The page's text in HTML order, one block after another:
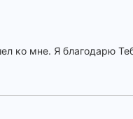
ко мне. Я благодарю